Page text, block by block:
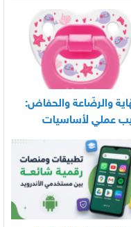
والرضّاعة والحفاض:
عملي لأساسيات
اليومية بالرضيع